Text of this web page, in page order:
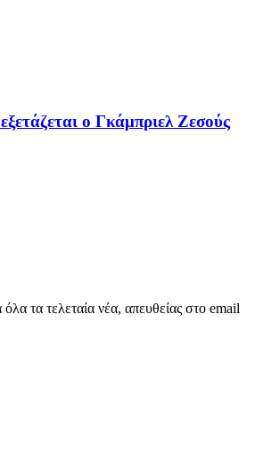
ο Γκάμπριελ Ζεσούς
τα τελεταία νέα, απευθείας στο email